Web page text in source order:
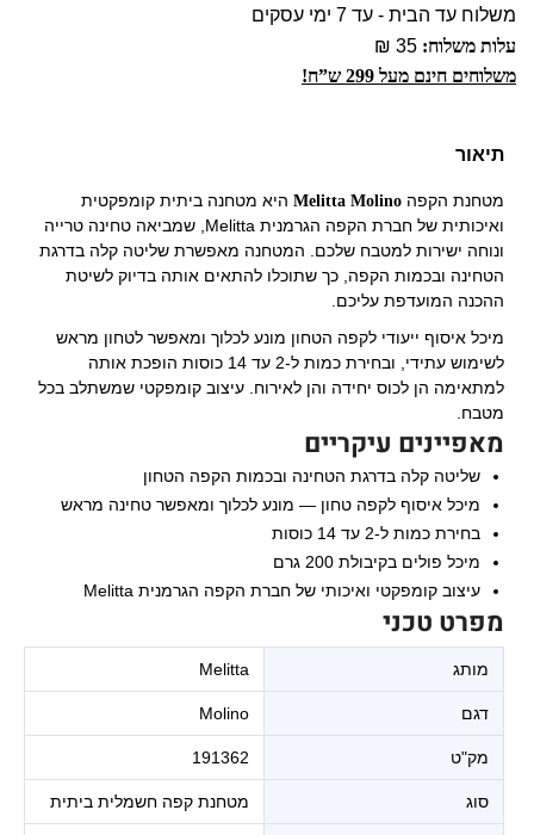
משלוח עד הבית - עד 7 ימי עסקים
עלות משלוח:
משלוחים חינם מעל 299 ש”ח!
תיאור
מטחנת הקפה Melitta Molino היא מטחנה ביתית קומפקטית
ואיכותית של חברת הקפה הגרמנית Melitta, שמביאה טחינה טרייה
ונוחה ישירות למטבח שלכם. המטחנה מאפשרת שליטה קלה בדרגת
הטחינה ובכמות הקפה, כך שתוכלו להתאים אותה בדיוק לשיטת
ההכנה המועדפת עליכם.
מיכל איסוף ייעודי לקפה הטחון מונע לכלוך ומאפשר לטחון מראש
לשימוש עתידי, ובחירת כמות ל-2 עד 14 כוסות הופכת אותה
למתאימה הן לכוס יחידה והן לאירוח. עיצוב קומפקטי שמשתלב בכל
מטבח.
מאפיינים עיקריים
שליטה קלה בדרגת הטחינה ובכמות הקפה הטחון
מיכל איסוף לקפה טחון — מונע לכלוך ומאפשר טחינה מראש
בחירת כמות ל-2 עד 14 כוסות
מיכל פולים בקיבולת 200 גרם
עיצוב קומפקטי ואיכותי של חברת הקפה הגרמנית Melitta
מפרט טכני
מותג Melitta
דגם Molino
מק"ט 191362
סוג מטחנת קפה חשמלית ביתית